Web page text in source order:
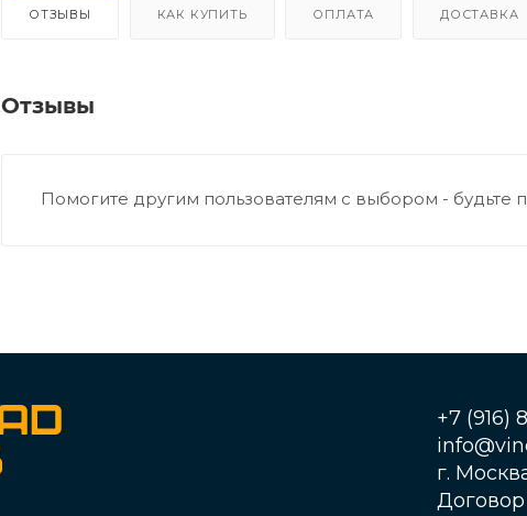
ОТЗЫВЫ КАК КУПИТЬ ОПЛАТА ДОСТАВКА
Отзывы
Помогите другим пользователям с выбором -
+7 (916)
г.